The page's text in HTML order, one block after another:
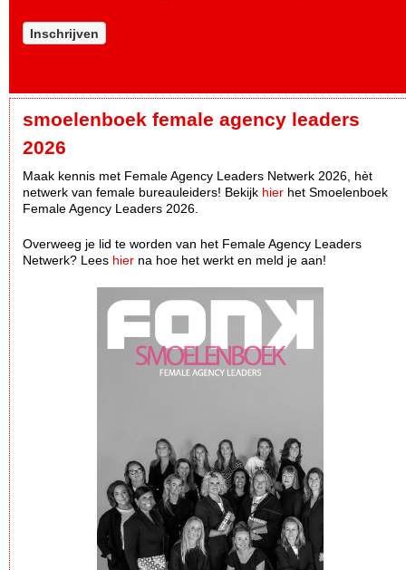
Inschrijven
smoelenboek female agency leaders
2026
Maak kennis met Female Agency Leaders Netwerk 2026, hèt
netwerk van female bureauleiders! Bekijk hier het Smoelenboek
Female Agency Leaders 2026.
Overweeg je lid te worden van het Female Agency Leaders
Netwerk? Lees hier na hoe het werkt en meld je aan!